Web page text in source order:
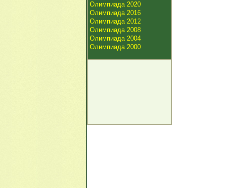
Олимпиада 2020
Олимпиада 2016
Олимпиада 2012
Олимпиада 2008
Олимпиада 2004
Олимпиада 2000